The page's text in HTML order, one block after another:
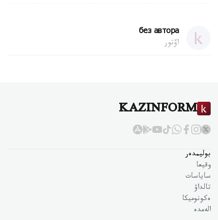
без автора
اۆتور
KAZINFORM
بوليمدەر
وقيعا
ساياسات
تالداۋ
ەكونوميكا
الەمدە